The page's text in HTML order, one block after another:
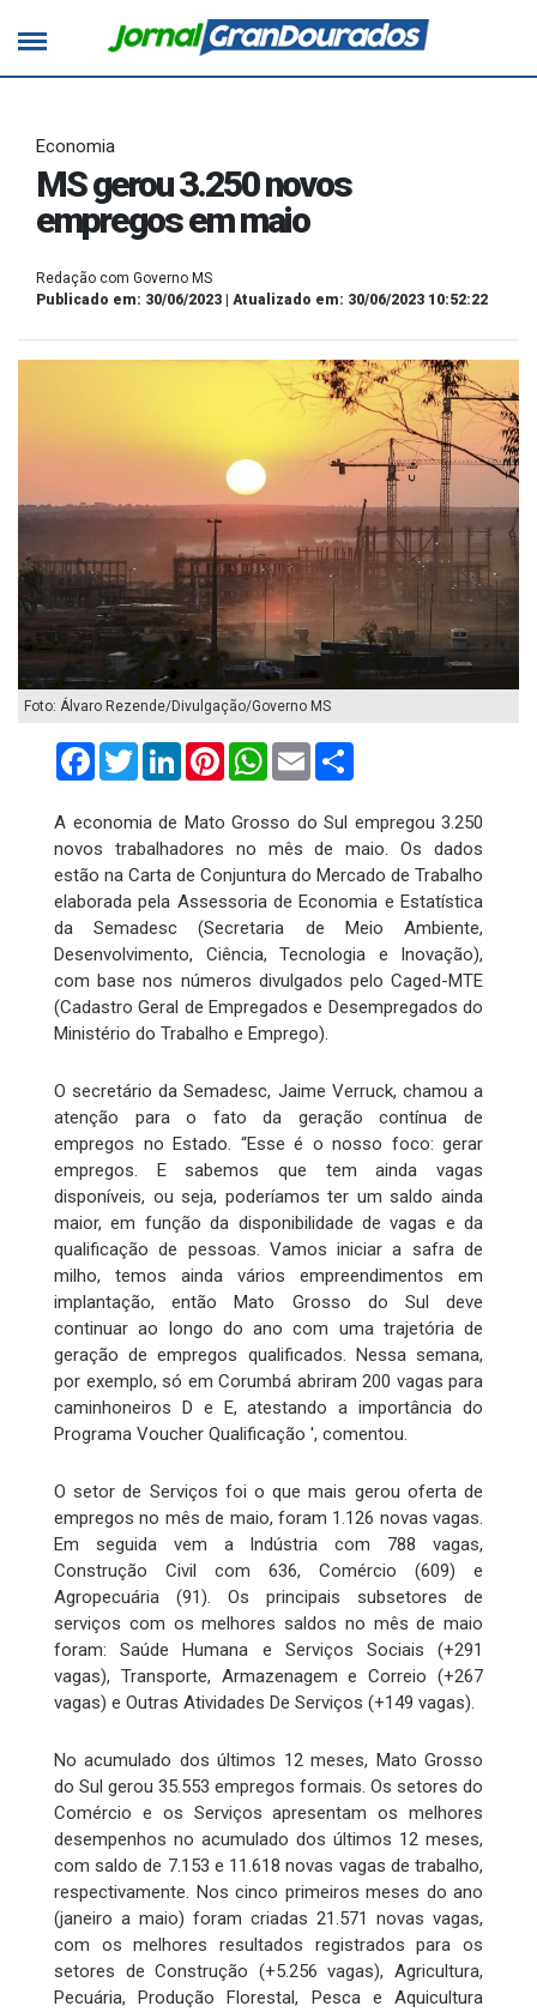
Economia
MS gerou 3.250 novos
empregos em maio
Redação com Governo MS
Publicado em: 30/06/2023 | Atualizado em: 30/06/2023 10:52:22
Foto: Álvaro Rezende/Divulgação/Governo MS
FacebookTwitterLinkedInPinterestWhatsApp
Email
A economia de Mato Grosso do Sul empregou 3.250
novos trabalhadores no mês de maio. Os dados
estão na Carta de Conjuntura do Mercado de Trabalho
elaborada pela Assessoria de Economia e Estatística
da Semadesc (Secretaria de Meio Ambiente,
Desenvolvimento, Ciência, Tecnologia e Inovação),
com base nos números divulgados pelo Caged-MTE
(Cadastro Geral de Empregados e Desempregados do
Ministério do Trabalho e Emprego).
O secretário da Semadesc, Jaime Verruck, chamou a
atenção para o fato da geração contínua de
empregos no Estado. “Esse é o nosso foco: gerar
empregos. E sabemos que tem ainda vagas
disponíveis, ou seja, poderíamos ter um saldo ainda
maior, em função da disponibilidade de vagas e da
qualificação de pessoas. Vamos iniciar a safra de
milho, temos ainda vários empreendimentos em
implantação, então Mato Grosso do Sul deve
continuar ao longo do ano com uma trajetória de
geração de empregos qualificados. Nessa semana,
por exemplo, só em Corumbá abriram 200 vagas para
caminhoneiros D e E, atestando a importância do
Programa Voucher Qualificação ', comentou.
O setor de Serviços foi o que mais gerou oferta de
empregos no mês de maio, foram 1.126 novas vagas.
Em seguida vem a Indústria com 788 vagas,
Construção Civil com 636, Comércio (609) e
Agropecuária (91). Os principais subsetores de
serviços com os melhores saldos no mês de maio
foram: Saúde Humana e Serviços Sociais (+291
vagas), Transporte, Armazenagem e Correio (+267
vagas) e Outras Atividades De Serviços (+149 vagas).
No acumulado dos últimos 12 meses, Mato Grosso
do Sul gerou 35.553 empregos formais. Os setores do
Comércio e os Serviços apresentam os melhores
desempenhos no acumulado dos últimos 12 meses,
com saldo de 7.153 e 11.618 novas vagas de trabalho,
respectivamente. Nos cinco primeiros meses do ano
(janeiro a maio) foram criadas 21.571 novas vagas,
com os melhores resultados registrados para os
setores de Construção (+5.256 vagas), Agricultura,
Pecuária, Produção Florestal, Pesca e Aquicultura